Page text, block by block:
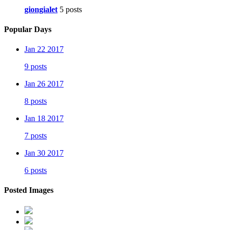
giongialet 5 posts
Popular Days
Jan 22 2017
9 posts
Jan 26 2017
8 posts
Jan 18 2017
7 posts
Jan 30 2017
6 posts
Posted Images